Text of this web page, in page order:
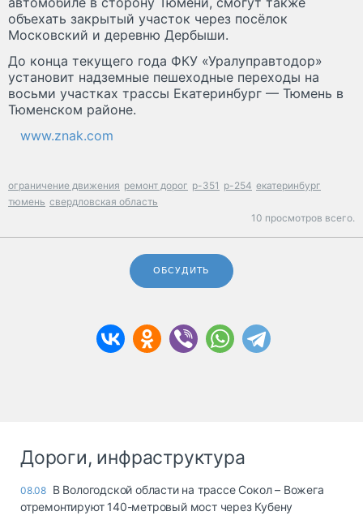
объехать закрытый участок через посёлок
Московский и деревню Дербыши.
До конца текущего года ФКУ «Уралуправтодор»
установит надземные пешеходные переходы на
восьми участках трассы Екатеринбург — Тюмень в
Тюменском районе.
www.znak.com
ограничение движения ремонт дорог р-351 р-254 екатеринбург
тюмень свердловская область
10 просмотров всего.
ОБСУДИТЬ
Дороги, инфраструктура
08.08 В Вологодской области на трассе Сокол – Вожега
отремонтируют 140-метровый мост через Кубену